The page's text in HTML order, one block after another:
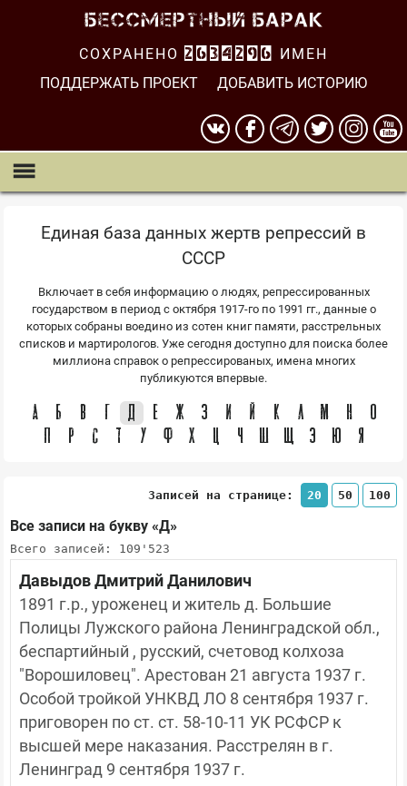
СОХРАНЕНО 2634297
ИМЕН
ПОДДЕРЖАТЬ ПРОЕКТ
ДОБАВИТЬ ИСТОРИЮ
Единая база данных жертв репрессий в
СССР
Включает в себя информацию о людях, репрессированных
государством в период с октября 1917-го по 1991 гг., данные о
которых собраны воедино из сотен книг памяти, расстрельных
списков и мартирологов. Уже сегодня доступно для поиска более
миллиона справок о репрессированых, имена многих
публикуются впервые.
А Б В Г Д Е Ж З И Й К Л М Н
О
П
Р С Т У Ф Х Ц Ч Ш Щ Э Ю Я
Записей на странице: 20 50 100
Все записи на букву «Д»
Всего записей: 109'523
Давыдов Дмитрий Данилович
1891 г.р., уроженец и житель д. Большие
Полицы Лужского района Ленинградской обл.,
беспартийный , русский, счетовод колхоза
"Ворошиловец". Арестован 21 августа 1937 г.
Особой тройкой УНКВД ЛО 8 сентября 1937 г.
приговорен по ст. ст. 58-10-11 УК РСФСР к
высшей мере наказания. Расстрелян в г.
Ленинград 9 сентября 1937 г.